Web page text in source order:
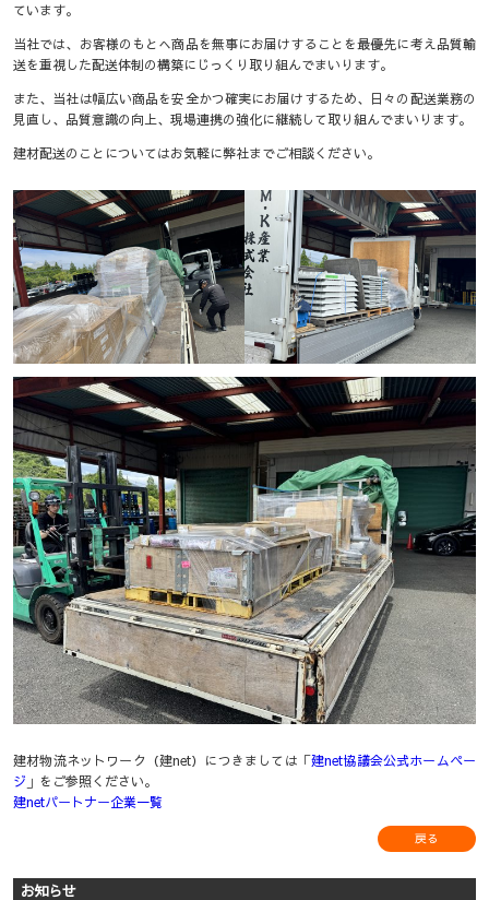
ています。
当社では、お客様のもとへ商品を無事にお届けすることを最優先に考え品質輸
送を重視した配送体制の構築にじっくり取り組んでまいります。
また、当社は幅広い商品を安全かつ確実にお届けするため、日々の配送業務の
見直し、品質意識の向上、現場連携の強化に継続して取り組んでまいります。
建材配送のことについてはお気軽に弊社までご相談ください。
建材物流ネットワーク（建net）につきましては「建net協議会公式ホームペー
ジ 」をご参照ください。
建netパートナー企業一覧
戻る
お知らせ